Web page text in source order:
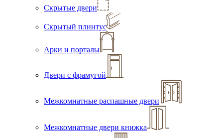
Скрытые двери
Скрытый плинтус
Арки и порталы
Двери с фрамугой
Межкомнатные распашные двери
Межкомнатные двери книжка